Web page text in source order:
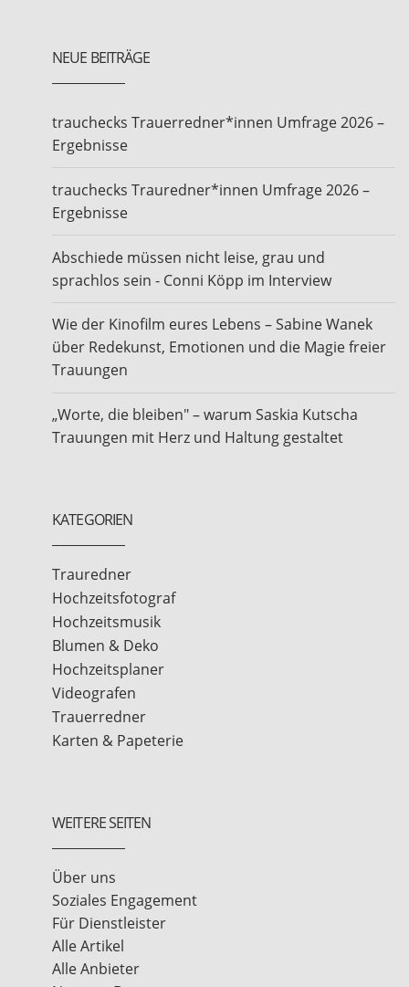
NEUE BEITRÄGE
trauchecks Trauerredner*innen Umfrage 2026 –
Ergebnisse
trauchecks Trauredner*innen Umfrage 2026 –
Ergebnisse
Abschiede müssen nicht leise, grau und
sprachlos sein - Conni Köpp im Interview
Wie der Kinofilm eures Lebens – Sabine Wanek
über Redekunst, Emotionen und die Magie freier
Trauungen
„Worte, die bleiben" – warum Saskia Kutscha
Trauungen mit Herz und Haltung gestaltet
KATEGORIEN
Trauredner
Hochzeitsfotograf
Hochzeitsmusik
Blumen & Deko
Hochzeitsplaner
Videografen
Trauerredner
Karten & Papeterie
WEITERE SEITEN
Über uns
Soziales Engagement
Für Dienstleister
Alle Artikel
Alle Anbieter